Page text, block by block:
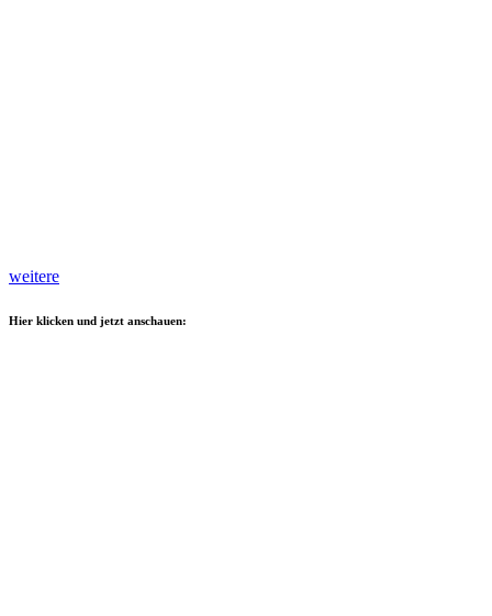
weitere
Hier klicken und jetzt anschauen: